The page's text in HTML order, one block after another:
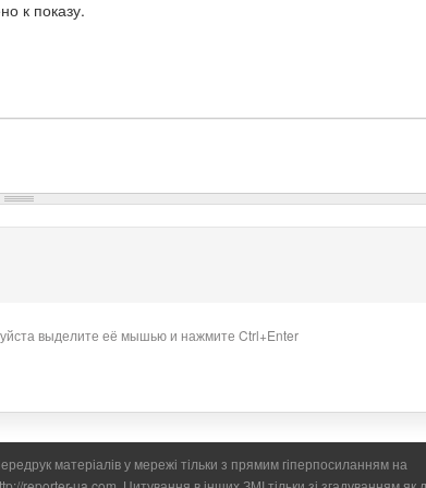
к показу.
выделите её мышью и нажмите Ctrl+Enter
матеріалів у мережі тільки з прямим гіперпосиланням на